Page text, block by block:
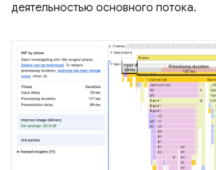
деятельностью основного потока.